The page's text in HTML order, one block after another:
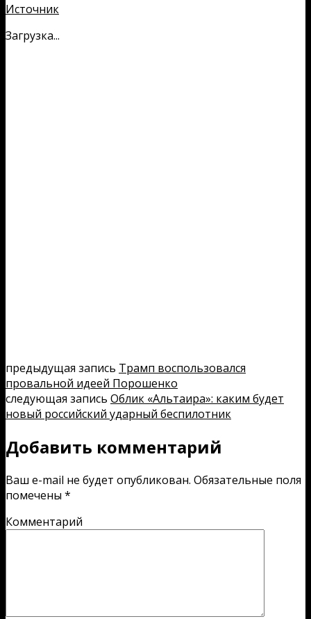
Источник
Загрузка...
предыдущая запись Трамп воспользовался
провальной идеей Порошенко
следующая запись Облик «Альтаира»: каким будет
новый российский ударный беспилотник
Добавить комментарий
Ваш e-mail не будет опубликован. Обязательные поля
помечены *
Комментарий